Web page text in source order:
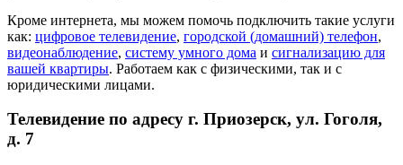
Кроме интернета, мы можем помочь подключить такие услуги
как: цифровое телевидение, городской (домашний) телефон,
видеонаблюдение, систему умного дома и сигнализацию для
вашей квартиры. Работаем как с физическими, так и с
юридическими лицами.
Телевидение по адресу г. Приозерск, ул. Гоголя,
д. 7